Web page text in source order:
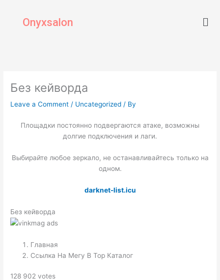
contentOnyxsalon
Без кейворда
Leave a Comment / Uncategorized / By
Площадки постоянно подвергаются атаке, возможны
долгие подключения и лаги.
Выбирайте любое зеркало, не останавливайтесь только на
одном.
darknet-list.icu
Без кейворда
Главная
Ссылка На Мегу В Тор Каталог
128 902 votes